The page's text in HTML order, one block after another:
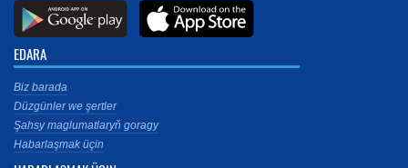
EDARA
Biz barada
Düzgünler we şertler
Şahsy maglumatlaryň goragy
Habarlaşmak üçin